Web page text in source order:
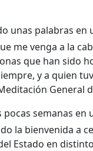
unas palabras
me venga a la
que han sido
y a quien
General
pocas semanas
la bienvenida a
Estado en